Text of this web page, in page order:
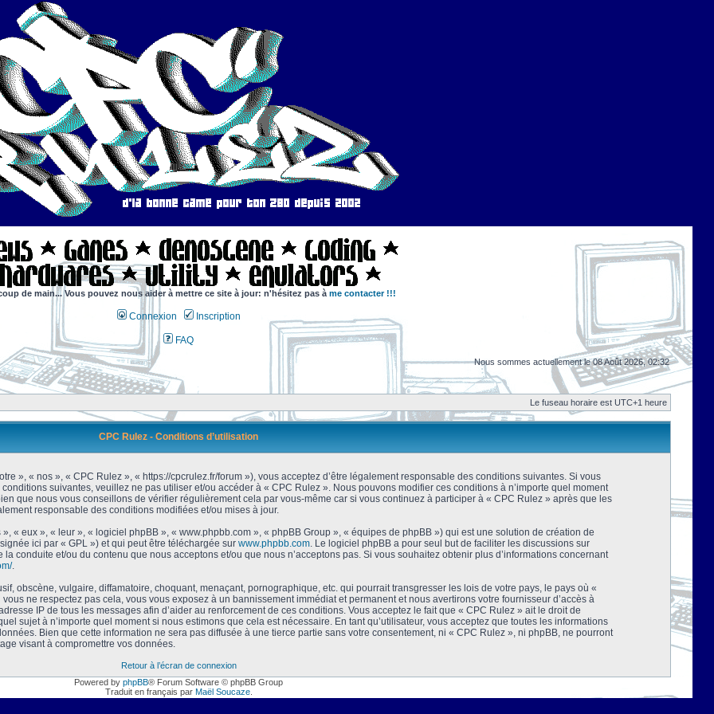
de main... Vous pouvez nous aider à mettre ce site à jour: n'hésitez pas à me contacter !!!
Connexion Inscription
FAQ
Nous sommes actuellement le 08 Août 2026, 02:32
Le fuseau horaire est UTC+1 heure
CPC Rulez - Conditions d’utilisation
», « nos », « CPC Rulez », « https://cpcrulez.fr/forum »), vous acceptez d’être légalement responsable des conditions suivantes. Si vous
suivantes, veuillez ne pas utiliser et/ou accéder à « CPC Rulez ». Nous pouvons modifier ces conditions à n’importe quel moment
que nous vous conseillons de vérifier régulièrement cela par vous-même car si vous continuez à participer à « CPC Rulez » après que les
responsable des conditions modifiées et/ou mises à jour.
« eux », « leur », « logiciel phpBB », « www.phpbb.com », « phpBB Group », « équipes de phpBB ») qui est une solution de création de
ici par « GPL ») et qui peut être téléchargée sur www.phpbb.com. Le logiciel phpBB a pour seul but de faciliter les discussions sur
conduite et/ou du contenu que nous acceptons et/ou que nous n’acceptons pas. Si vous souhaitez obtenir plus d’informations concernant
.
obscène, vulgaire, diffamatoire, choquant, menaçant, pornographique, etc. qui pourrait transgresser les lois de votre pays, le pays où «
ne respectez pas cela, vous vous exposez à un bannissement immédiat et permanent et nous avertirons votre fournisseur d’accès à
IP de tous les messages afin d’aider au renforcement de ces conditions. Vous acceptez le fait que « CPC Rulez » ait le droit de
sujet à n’importe quel moment si nous estimons que cela est nécessaire. En tant qu’utilisateur, vous acceptez que toutes les informations
Bien que cette information ne sera pas diffusée à une tierce partie sans votre consentement, ni « CPC Rulez », ni phpBB, ne pourront
visant à compromettre vos données.
Retour à l’écran de connexion
Powered by phpBB® Forum Software © phpBB Group
Traduit en français par Maël Soucaze.